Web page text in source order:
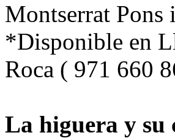
Montserrat Pons
*Disponible en
Roca ( 971 660
La higuera y su